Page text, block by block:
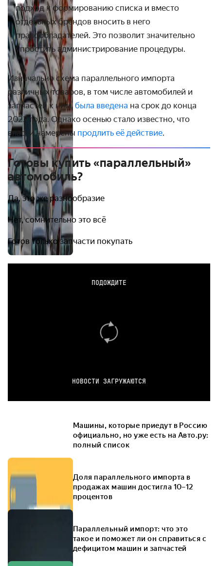
подход к формированию списка и вместо
отдельных брендов вносить в него
правообладателей. Это позволит значительно
упростить администрирование процедуры.
Изначально схема параллельного импорта
различных товаров, в том числе автомобилей и
запчастей к ним, была введена на срок до конца
2022 года. Однако осенью стало известно, что
власти намерены продлить её действие.
Готовы купить «параллельный»
автомобиль?
Да, это же разнообразие
Нет, сомнительно это всё
Готов только запчасти покупать
ПОДОЖДИТЕ
НОВОСТИ ЗАГРУЖАЮТСЯ
Машины, которые приедут в Россию
официально, но уже есть на Авто.ру:
полный список
Доля параллельного импорта в
продажах машин достигла 10–12
процентов
Параллельный импорт: что это
такое и поможет ли он справиться с
дефицитом машин и запчастей